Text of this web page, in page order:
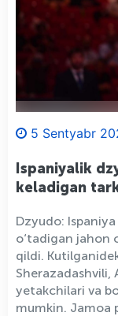
5 Sentyabr
Ispaniyalik
keladigan
Dzyudo:
o‘tadigan jahon
qildi.
Sherazadashvili,
yetakchilari va
mumkin. Jamoa